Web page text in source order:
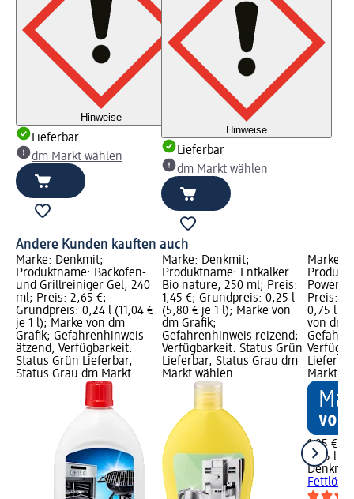
Hinweise
Lieferbar
dm Markt wählen
Hinweise
Lieferbar
dm Markt wählen
Andere Kunden kauften auch
Marke: Denkmit;
Produktname: Backofen-
und Grillreiniger Gel, 240
ml; Preis: 2,65 €;
Grundpreis: 0,24 l (11,04 €
je 1 l); Marke von dm
Grafik; Gefahrenhinweis
ätzend; Verfügbarkeit:
Status Grün Lieferbar,
Status Grau dm Markt
Marke: Denkmit;
Produktname: Entkalker
Bio nature, 250 ml; Preis:
1,45 €; Grundpreis: 0,25 l
(5,80 € je 1 l); Marke von
dm Grafik;
Gefahrenhinweis reizend;
Verfügbarkeit: Status Grün
Lieferbar, Status Grau dm
Markt wählen
Marke:
Power
Preis:
0,75 l
von dm
Markt
1,85 €
0,75 l
Denkmit